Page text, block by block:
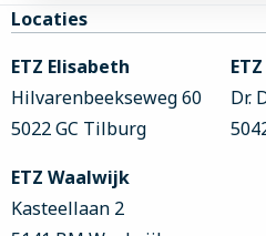
Site
footer
Locaties
ETZ Elisabeth
Hilvarenbeekseweg 60
5022 GC Tilburg
Dr.
ETZ Waalwijk
Kasteellaan 2